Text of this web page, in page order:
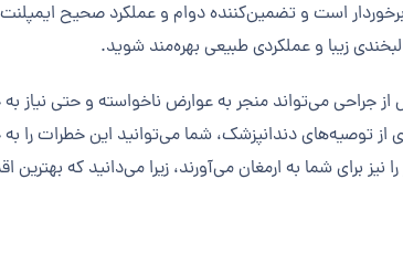
است و تضمین‌کننده دوام و عملکرد صحیح
زیبا و عملکردی طبیعی بهره‌مند شوید.
جراحی می‌تواند منجر به عوارض ناخواسته و حتی نیاز
از توصیه‌های دندانپزشک، شما می‌توانید این خطرات
برای شما به ارمغان می‌آورند، زیرا می‌دانید که